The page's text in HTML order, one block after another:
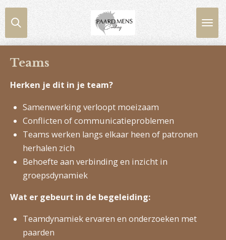
Ga
direct
naar
hoofdinhoud
Teams
Herken je dit in je team?
Samenwerking verloopt moeizaam
Conflicten of communicatieproblemen
Teams werken langs elkaar heen of patronen
herhalen zich
Behoefte aan verbinding en inzicht in
groepsdynamiek
Wat er gebeurt in de begeleiding:
Teamdynamiek ervaren en onderzoeken met
paarden